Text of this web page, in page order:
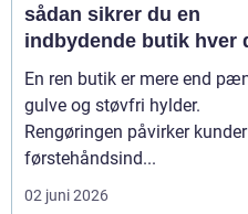
sådan sikrer du en
indbydende butik hver
En ren butik er mere end
gulve og støvfri hylder.
Rengøringen påvirker
førstehåndsind...
02 juni 2026